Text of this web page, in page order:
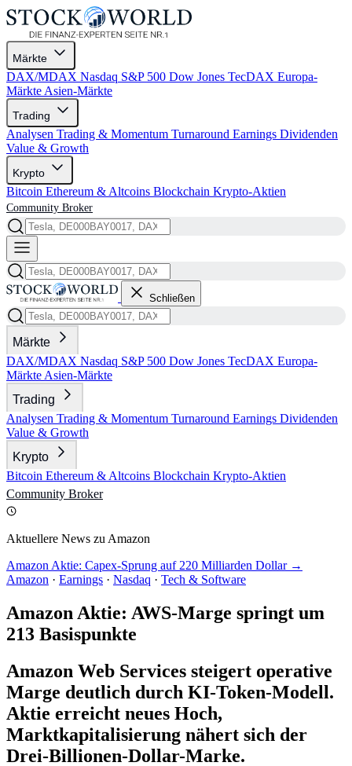
Märkte
DAX/MDAX Nasdaq S&P 500 Dow Jones TecDAX Europa-
Märkte Asien-Märkte
Trading
Analysen Trading & Momentum Turnaround Earnings Dividenden
Value & Growth
Krypto
Bitcoin Ethereum & Altcoins Blockchain Krypto-Aktien
Community Broker
Schließen
Märkte
DAX/MDAX Nasdaq S&P 500 Dow Jones TecDAX Europa-
Märkte Asien-Märkte
Trading
Analysen Trading & Momentum Turnaround Earnings Dividenden
Value & Growth
Krypto
Bitcoin Ethereum & Altcoins Blockchain Krypto-Aktien
Community Broker
Aktuellere News zu Amazon
Amazon Aktie: Capex-Sprung auf 220 Milliarden Dollar →
Amazon · Earnings · Nasdaq · Tech & Software
Amazon Aktie: AWS-Marge springt um
213 Basispunkte
Amazon Web Services steigert operative
Marge deutlich durch KI-Token-Modell.
Aktie erreicht neues Hoch,
Marktkapitalisierung nähert sich der
Drei-Billionen-Dollar-Marke.